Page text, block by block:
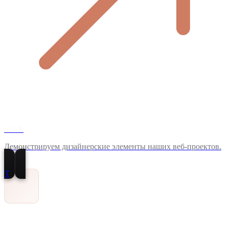
Демонстрируем дизайнерские элементы наших веб-проектов.
T